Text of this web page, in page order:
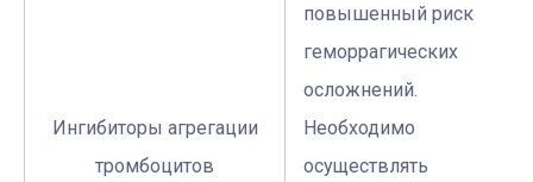
Ингибиторы агрегации
тромбоцитов
повышенный риск
геморрагических
осложнений.
Необходимо
осуществлять